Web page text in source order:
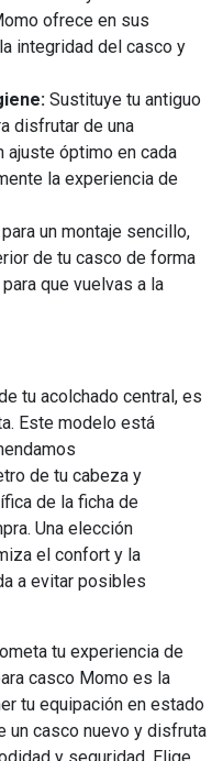
ofrece en sus
integridad del casco y
Sustituye tu antiguo
disfrutar de una
ajuste óptimo en cada
la experiencia de
un montaje sencillo,
de tu casco de forma
que vuelvas a la
tu acolchado central, es
Este modelo está
de tu cabeza y
de la ficha de
Una elección
el confort y la
a evitar posibles
tu experiencia de
casco Momo es la
tu equipación en estado
un casco nuevo y disfruta